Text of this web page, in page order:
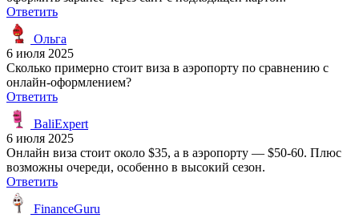
Ответить
Ольга
6 июля 2025
Сколько примерно стоит виза в аэропорту по сравнению с
онлайн-оформлением?
Ответить
BaliExpert
6 июля 2025
Онлайн виза стоит около $35, а в аэропорту — $50-60. Плюс
возможны очереди, особенно в высокий сезон.
Ответить
FinanceGuru